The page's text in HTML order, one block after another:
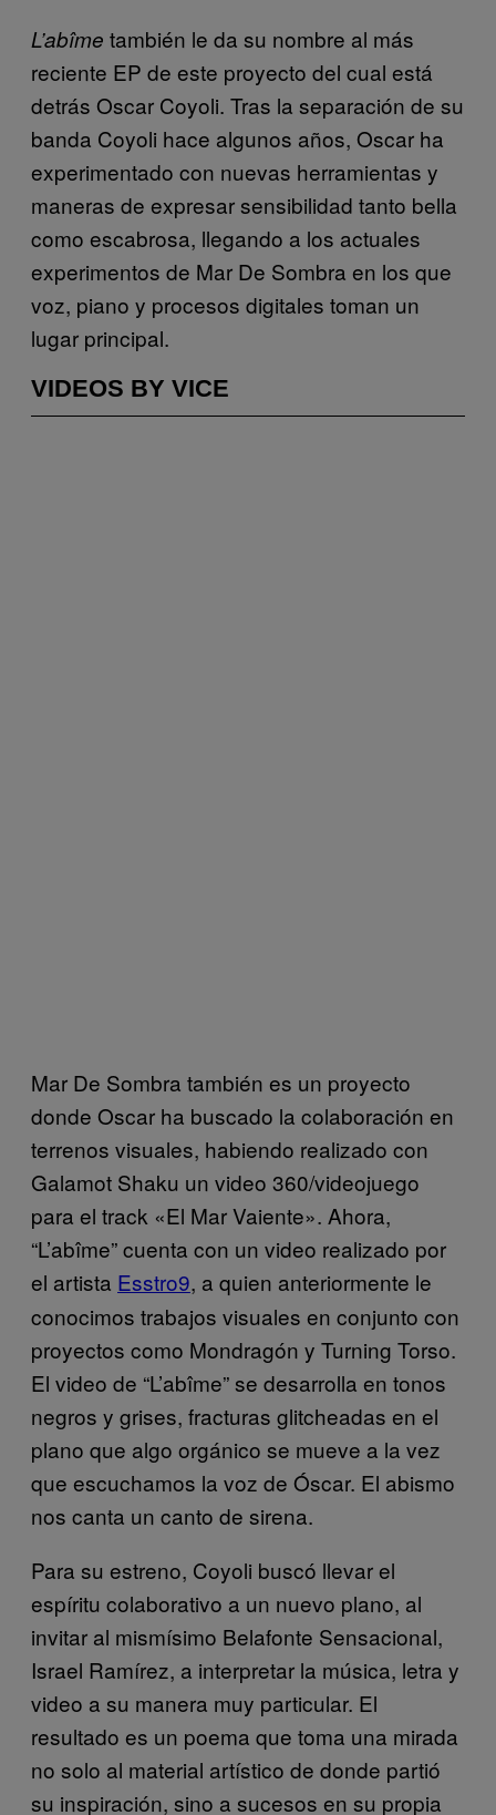
L’abîme también le da su nombre al más
reciente EP de este proyecto del cual está
detrás Oscar Coyoli. Tras la separación de su
banda Coyoli hace algunos años, Oscar ha
experimentado con nuevas herramientas y
maneras de expresar sensibilidad tanto bella
como escabrosa, llegando a los actuales
experimentos de Mar De Sombra en los que
voz, piano y procesos digitales toman un
lugar principal.
VIDEOS BY VICE
Mar De Sombra también es un proyecto
donde Oscar ha buscado la colaboración en
terrenos visuales, habiendo realizado con
Galamot Shaku un video 360/videojuego
para el track «El Mar Vaiente». Ahora,
“L’abîme” cuenta con un video realizado por
el artista Esstro9, a quien anteriormente le
conocimos trabajos visuales en conjunto con
proyectos como Mondragón y Turning Torso.
El video de “L’abîme” se desarrolla en tonos
negros y grises, fracturas glitcheadas en el
plano que algo orgánico se mueve a la vez
que escuchamos la voz de Óscar. El abismo
nos canta un canto de sirena.
Para su estreno, Coyoli buscó llevar el
espíritu colaborativo a un nuevo plano, al
invitar al mismísimo Belafonte Sensacional,
Israel Ramírez, a interpretar la música, letra y
video a su manera muy particular. El
resultado es un poema que toma una mirada
no solo al material artístico de donde partió
su inspiración, sino a sucesos en su propia